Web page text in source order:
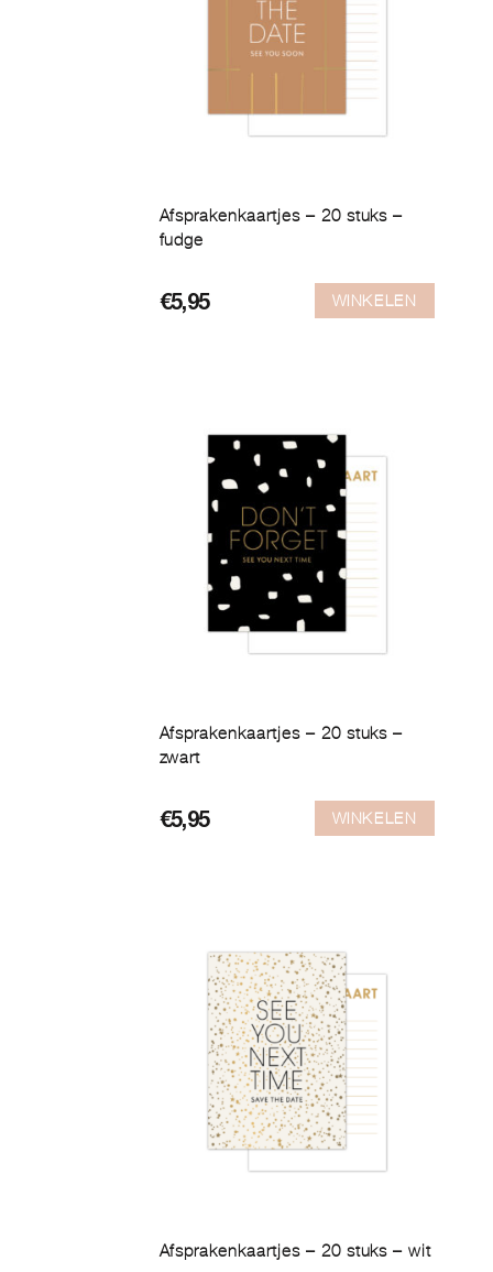
Afsprakenkaartjes – 20 stuks –
fudge
€5,95 WINKELEN
Afsprakenkaartjes – 20 stuks –
zwart
€5,95 WINKELEN
Afsprakenkaartjes – 20 stuks – wit